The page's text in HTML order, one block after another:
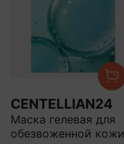
CENTELLIAN24
Маска гелевая для
обезвоженной кожи